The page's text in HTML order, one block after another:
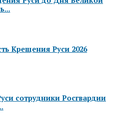
Крещения Руси 2026
сотрудники Росгвардии